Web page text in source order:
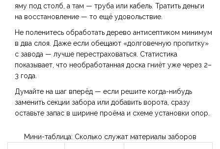
яму под столб, а там — труба или кабель. Тратить деньги
на восстановление — то ещё удовольствие.
Не поленитесь обработать дерево антисептиком минимум
в два слоя. Даже если обещают «долговечную пропитку»
с завода — лучше перестраховаться. Статистика
показывает, что необработанная доска гниёт уже через 2–
3 года.
Думайте на шаг вперёд — если решите когда-нибудь
заменить секции забора или добавить ворота, сразу
оставьте запас в ширине проёма и схеме установки опор.
Мини-таблица: Сколько служат материалы заборов